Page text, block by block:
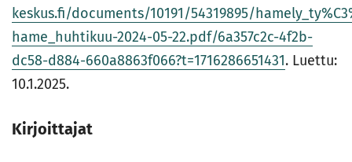
keskus.fi/documents/10191/54319895/
hame_huhtikuu-2024-05-22.pdf/6a357c2c-4f2b-
dc58-d884-660a8863f066?t=1716286651431. Luettu:
10.1.2025.
Kirjoittajat